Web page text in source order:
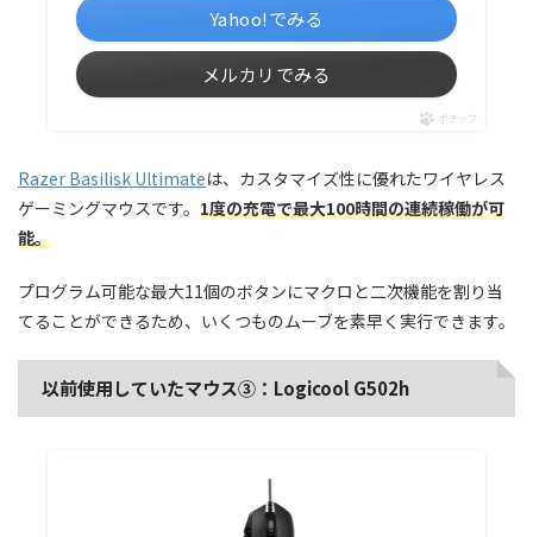
Yahoo!でみる
メルカリでみる
ポチップ
Razer Basilisk Ultimateは、カスタマイズ性に優れたワイヤレス
ゲーミングマウスです。 1度の充電で最大100時間の連続稼働が可
能。
プログラム可能な最大11個のボタンにマクロと二次機能を割り当
てることができるため、いくつものムーブを素早く実行できます。
以前使用していたマウス③：Logicool G502h